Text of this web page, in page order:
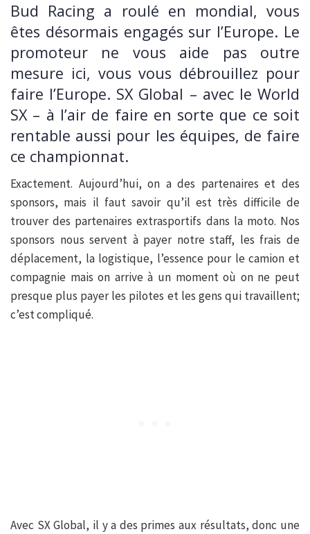
Bud Racing a roulé en mondial, vous
êtes désormais engagés sur l’Europe. Le
promoteur ne vous aide pas outre
mesure ici, vous vous débrouillez pour
faire l’Europe. SX Global – avec le World
SX – à l’air de faire en sorte que ce soit
rentable aussi pour les équipes, de faire
ce championnat.
Exactement. Aujourd’hui, on a des partenaires et des
sponsors, mais il faut savoir qu’il est très difficile de
trouver des partenaires extrasportifs dans la moto. Nos
sponsors nous servent à payer notre staff, les frais de
déplacement, la logistique, l’essence pour le camion et
compagnie mais on arrive à un moment où on ne peut
presque plus payer les pilotes et les gens qui travaillent;
c’est compliqué.
Avec SX Global, il y a des primes aux résultats, donc une